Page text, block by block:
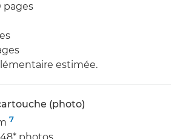
pages
estimée.
(photo)
7